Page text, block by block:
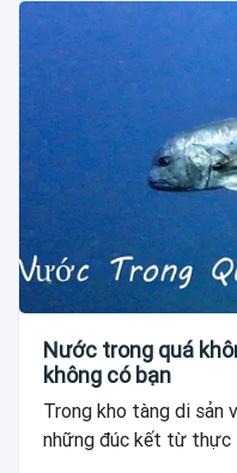
Nước trong quá
không có bạn
Trong kho tàng di sản
những đúc kết từ thực